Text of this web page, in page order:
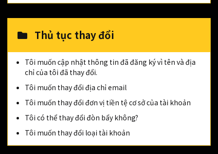
Thủ tục thay đổi
Tôi muốn cập nhật thông tin đã đăng ký vì tên và địa
chỉ của tôi đã thay đổi.
Tôi muốn thay đổi địa chỉ email
Tôi muốn thay đổi đơn vị tiền tệ cơ sở của tài khoản
Tôi có thể thay đổi đòn bẩy không?
Tôi muốn thay đổi loại tài khoản